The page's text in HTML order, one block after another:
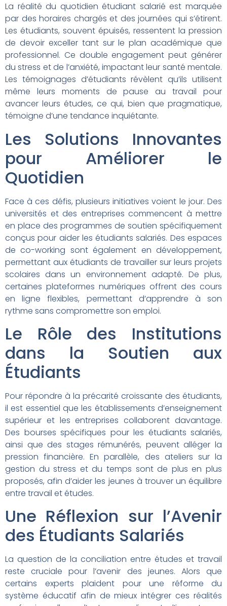
La réalité du quotidien étudiant salarié est marquée
par des horaires chargés et des journées qui s’étirent.
Les étudiants, souvent épuisés, ressentent la pression
de devoir exceller tant sur le plan académique que
professionnel. Ce double engagement peut générer
du stress et de l’anxiété, impactant leur santé mentale.
Les témoignages d’étudiants révèlent qu’ils utilisent
même leurs moments de pause au travail pour
avancer leurs études, ce qui, bien que pragmatique,
témoigne d’une tendance inquiétante.
Les Solutions Innovantes
pour Améliorer le
Quotidien
Face à ces défis, plusieurs initiatives voient le jour. Des
universités et des entreprises commencent à mettre
en place des programmes de soutien spécifiquement
conçus pour aider les étudiants salariés. Des espaces
de co-working sont également en développement,
permettant aux étudiants de travailler sur leurs projets
scolaires dans un environnement adapté. De plus,
certaines plateformes numériques offrent des cours
en ligne flexibles, permettant d’apprendre à son
rythme sans compromettre son emploi.
Le Rôle des Institutions
dans la Soutien aux
Étudiants
Pour répondre à la précarité croissante des étudiants,
il est essentiel que les établissements d’enseignement
supérieur et les entreprises collaborent davantage.
Des bourses spécifiques pour les étudiants salariés,
ainsi que des stages rémunérés, peuvent alléger la
pression financière. En parallèle, des ateliers sur la
gestion du stress et du temps sont de plus en plus
proposés, afin d’aider les jeunes à trouver un équilibre
entre travail et études.
Une Réflexion sur l’Avenir
des Étudiants Salariés
La question de la conciliation entre études et travail
reste cruciale pour l’avenir des jeunes. Alors que
certains experts plaident pour une réforme du
système éducatif afin de mieux intégrer ces réalités